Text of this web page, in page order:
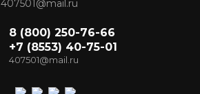
407501@mail.ru
8 (800) 250-76-66
+7 (8553) 40-75-01
407501@mail.ru